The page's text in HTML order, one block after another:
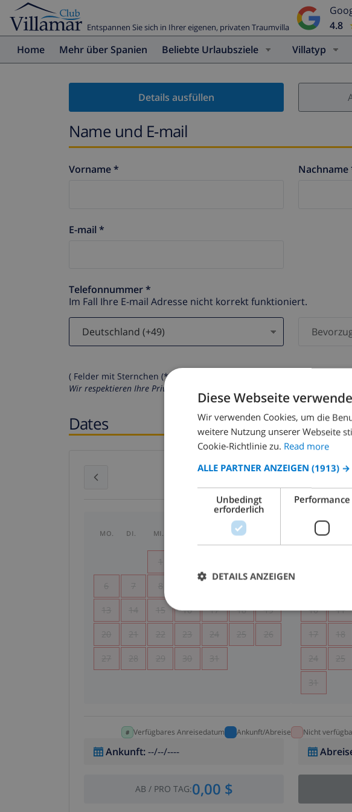
Entspannen Sie sich in Ihrer eigenen, privaten Traumvilla
4.8
Home Mehr über Spanien Beliebte Urlaubsziele Villatyp
Details ausfüllen
Name und E-mail
Vorname * Nachname
E-mail *
Telefonnummer *
Im Fall Ihre E-mail Adresse nicht korrekt funktioniert.
( Felder mit Sternchen (*) müssen ausgefüllt werden )
Wir respektieren Ihre Privatsphäre. Ihre persönlichen Daten werden zu
Dates
MO. DI. MI. SA.
1
6 7 8
13 14 15 16 17 18 19
20 21 22 23 24 25 26
27 28 29 30 31
MO.
10 11
17 18
24 25
31
Verfügbares Anreisedatum Ankunft/Abreise Nicht
Ankunft:--/--/----
AB / PRO TAG:0,00 $
Diese Webseite
Wir verwenden Cookies, um die
weitere Nutzung unserer Webseite
Cookie-Richtlinie zu. Read more
ALLE PARTNER ANZEIGEN (1913) →
Unbedingt
erforderlich
Performance
DETAILS ANZEIGEN